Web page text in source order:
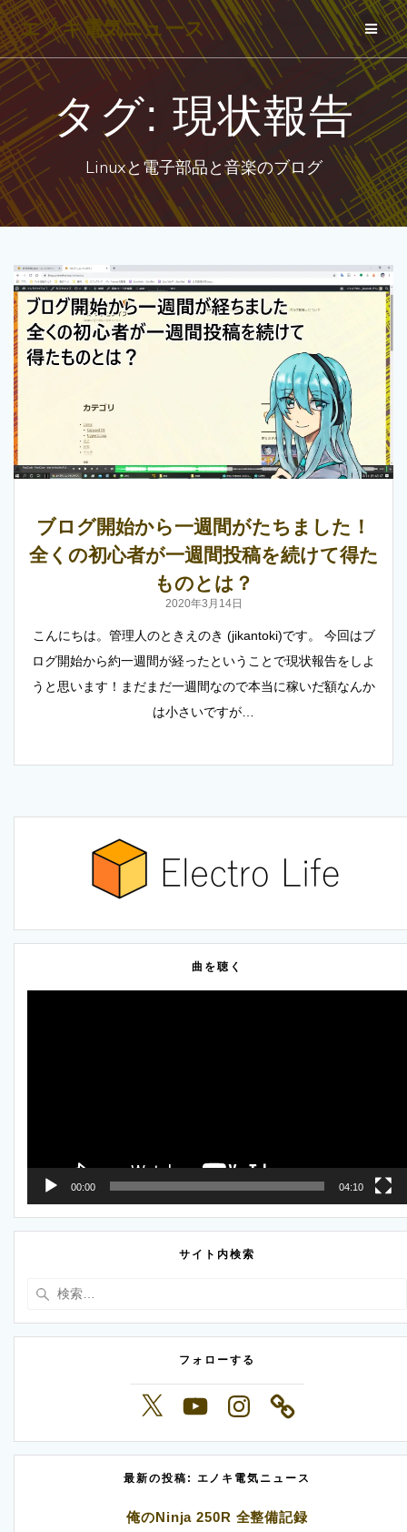
コ
ン
テ
ツ
へ
ス
キ
ッ
エノキ電気ニュース
タグ: 現状報告
Linuxと電子部品と音楽のブログ
ブログ開始から一週間がたちました！
全くの初心者が一週間投稿を続けて得た
ものとは？
2020年3月14日
こんにちは。管理人のときえのき (jikantoki)です。 今回はブ
ログ開始から約一週間が経ったということで現状報告をしよ
うと思います！まだまだ一週間なので本当に稼いだ額なんか
は小さいですが…
曲を聴く
00:00 04:10
サイト内検索
フォローする
X YouTubeInstagram
最新の投稿: エノキ電気ニュース
俺のNinja 250R 全整備記録